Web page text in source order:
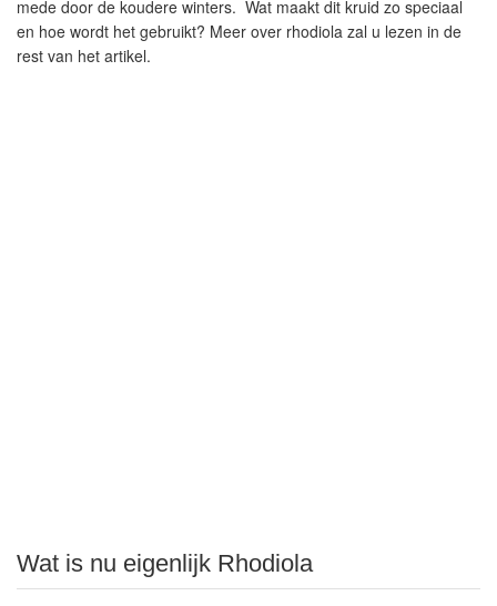
mede door de koudere winters. Wat maakt dit kruid zo speciaal
en hoe wordt het gebruikt? Meer over rhodiola zal u lezen in de
rest van het artikel.
Wat is nu eigenlijk Rhodiola